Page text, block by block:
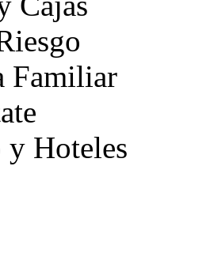
Familiar
Hoteles